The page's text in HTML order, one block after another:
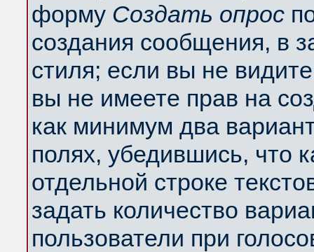
форму Создать опрос
создания сообщения, в
стиля; если вы не
вы не имеете прав на
как минимум два
полях, убедившись, что
отдельной строке
задать количество
пользователи при